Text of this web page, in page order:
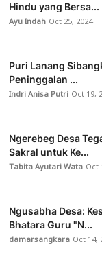
Hindu yang Bersa...
Ayu Indah Oct 25, 2024
Puri Lanang
Peninggalan ...
Indri Anisa Putri Oct 19,
Ngerebeg Desa
Sakral untuk Ke...
Tabita Ayutari Wata Oct
Ngusabha Desa:
Bhatara Guru "N...
damarsangkara Oct 14,